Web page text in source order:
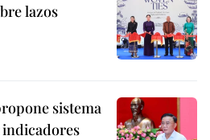
lazos
sistema